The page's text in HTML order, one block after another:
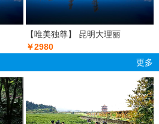
【唯美独尊】 昆明大理丽
￥2980
更多